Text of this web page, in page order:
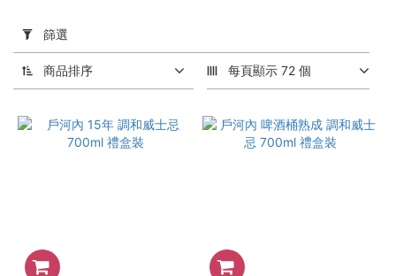
用
選
價格
篩選
商品排序 每頁顯示 72 個